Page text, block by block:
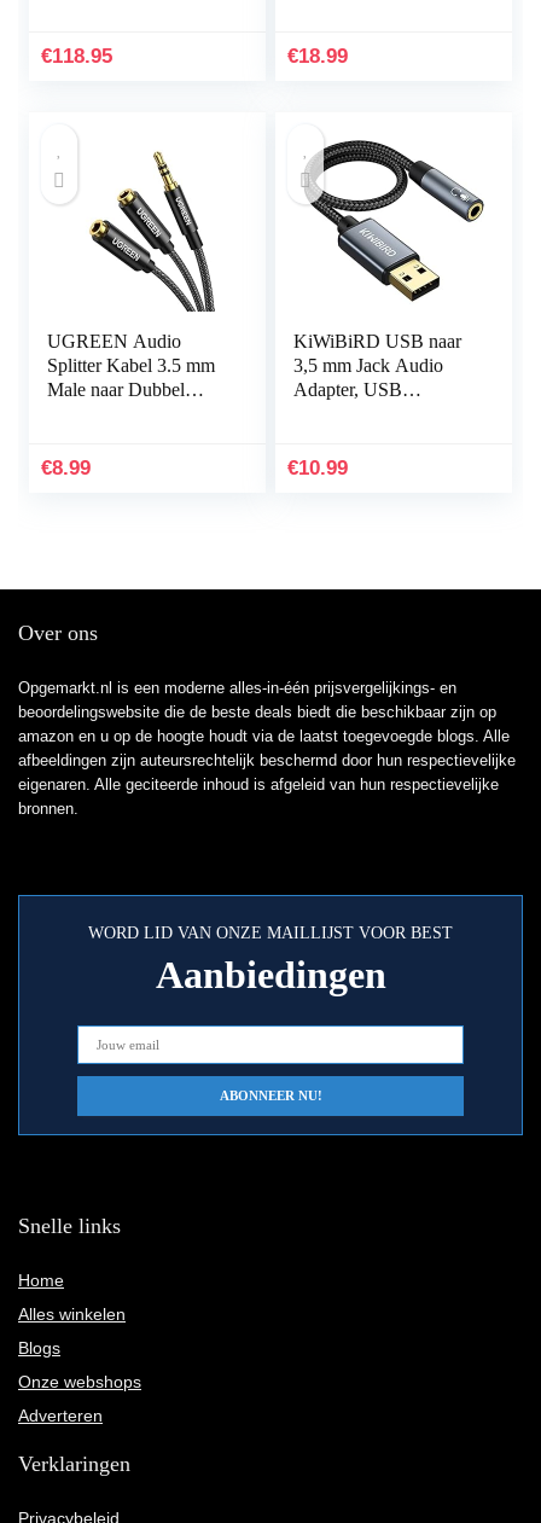
Cancellation –
€118.95
11 Pro Max/Xs…
€18.99
UGREEN Audio
Splitter Kabel 3.5 mm
Male naar Dubbel
Aux Kabel voor
€8.99
KiWiBiRD USB naar
3,5 mm Jack Audio
Adapter, USB
TRRS 4-polig, Externe
€10.99
Over ons
Opgemarkt.nl is een moderne alles-in-één prijsvergelijkings- en
beoordelingswebsite die de beste deals biedt die beschikbaar zijn op
amazon en u op de hoogte houdt via de laatst toegevoegde blogs. Alle
afbeeldingen zijn auteursrechtelijk beschermd door hun respectievelijke
eigenaren. Alle geciteerde inhoud is afgeleid van hun respectievelijke
bronnen.
WORD LID VAN ONZE MAILLIJST VOOR BEST
Aanbiedingen
Snelle links
Home
Alles winkelen
Blogs
Onze webshops
Adverteren
Verklaringen
Privacybeleid